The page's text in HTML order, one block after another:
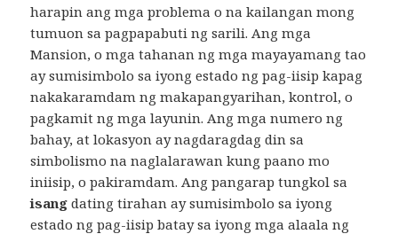
harapin ang mga problema o na kailangan mong
tumuon sa pagpapabuti ng sarili. Ang mga
Mansion, o mga tahanan ng mga mayayamang tao
ay sumisimbolo sa iyong estado ng pag-iisip kapag
nakakaramdam ng makapangyarihan, kontrol, o
pagkamit ng mga layunin. Ang mga numero ng
bahay, at lokasyon ay nagdaragdag din sa
simbolismo na naglalarawan kung paano mo
iniisip, o pakiramdam. Ang pangarap tungkol sa
isang dating tirahan ay sumisimbolo sa iyong
estado ng pag-iisip batay sa iyong mga alaala ng